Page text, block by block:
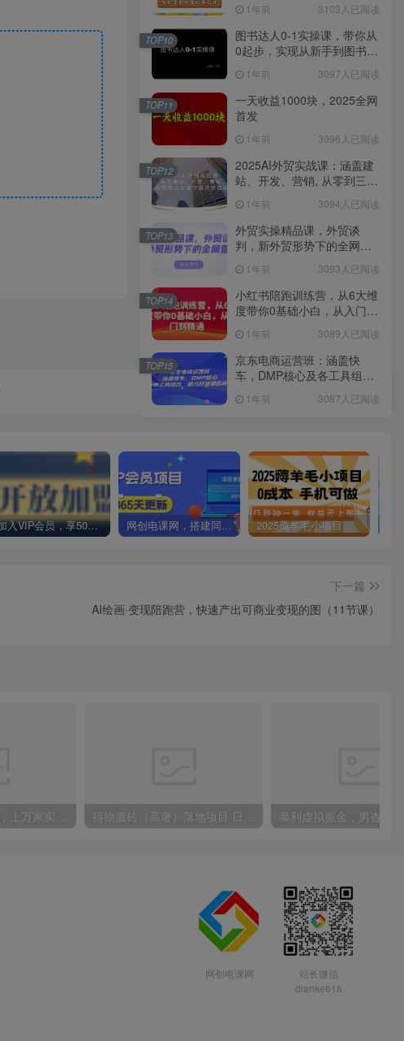
加入VIP会员，享50%的推广提成，免费学习多种网上创业课程，菜鸟秒变大神！ 网创电课网，搭建同款知识付费资源网站，实现长期稳定被动收入~ 2025薅羊毛小项目，0成本 手机可做，几秒钟一单，收益无上限
下一篇
AI绘画·变现陪跑营，快速产出可商业变现的图（11节课）
30天引爆同城流量，上万家实体店实战营销经验大佬手把手教你抖音同城实体店引流 得物搬砖（高奢）落地项目 日入5000+
1年前 3103人已阅读
图书达人0-1实操课，带你从
0起步，实现从新手到图书达
1年前 3097人已阅读
TOP10
一天收益1000块，2025全网
首发
1年前 3096人已阅读
TOP11
2025AI外贸实战课：涵盖建
站、开发、营销, 从零到三全
1年前 3094人已阅读
TOP12
外贸实操精品课，外贸谈
判，新外贸形势下的全网营
1年前 3093人已阅读
TOP13
小红书陪跑训练营，从6大维
度带你0基础小白，从入门到
1年前 3089人已阅读
TOP14
京东电商运营班：涵盖快
车，DMP核心及各工具组
1年前 3087人已阅读
TOP15
网创电课网
站长微信
dianke618